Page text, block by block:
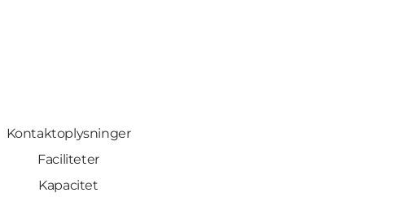
Kontaktoplysninger
Faciliteter
Kapacitet